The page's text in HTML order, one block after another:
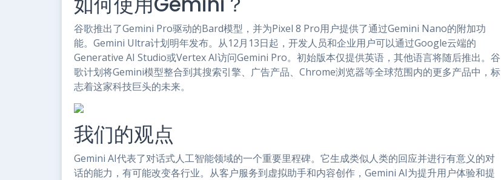
谷歌推出了Gemini Pro驱动的Bard模型，并为Pixel 8 Pro用户提供了通过Gemini Nano的附加功
能。Gemini Ultra计划明年发布。从12月13日起，开发人员和企业用户可以通过Google云端的
Generative AI Studio或Vertex AI访问Gemini Pro。初始版本仅提供英语，其他语言将随后推出。谷
歌计划将Gemini模型整合到其搜索引擎、广告产品、Chrome浏览器等全球范围内的更多产品中，标
志着这家科技巨头的未来。
我们的观点
Gemini AI代表了对话式人工智能领域的一个重要里程碑。它生成类似人类的回应并进行有意义的对
话的能力，有可能改变各行业。从客户服务到虚拟助手和内容创作，Gemini AI为提升用户体验和提